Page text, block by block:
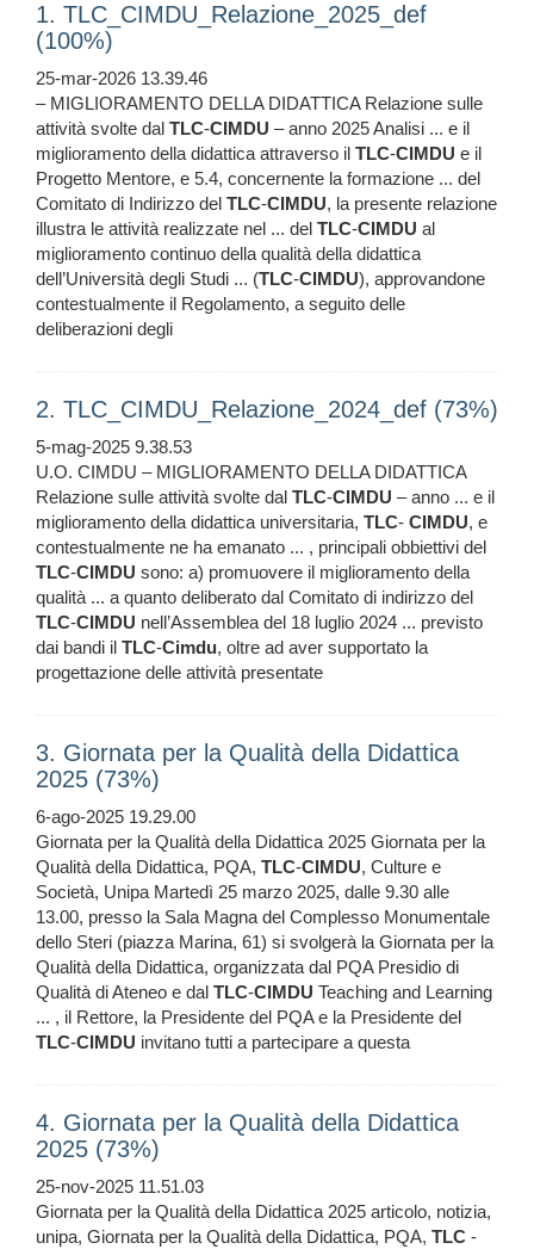
1. TLC_CIMDU_Relazione_2025_def
(100%)
25-mar-2026 13.39.46
– MIGLIORAMENTO DELLA DIDATTICA Relazione sulle
attività svolte dal TLC-CIMDU – anno 2025 Analisi ... e il
miglioramento della didattica attraverso il TLC-CIMDU e il
Progetto Mentore, e 5.4, concernente la formazione ... del
Comitato di Indirizzo del TLC-CIMDU, la presente relazione
illustra le attività realizzate nel ... del TLC-CIMDU al
miglioramento continuo della qualità della didattica
dell’Università degli Studi ... (TLC-CIMDU), approvandone
contestualmente il Regolamento, a seguito delle
deliberazioni degli
2. TLC_CIMDU_Relazione_2024_def (73%)
5-mag-2025 9.38.53
U.O. CIMDU – MIGLIORAMENTO DELLA DIDATTICA
Relazione sulle attività svolte dal TLC-CIMDU – anno ... e il
miglioramento della didattica universitaria, TLC- CIMDU, e
contestualmente ne ha emanato ... , principali obbiettivi del
TLC-CIMDU sono: a) promuovere il miglioramento della
qualità ... a quanto deliberato dal Comitato di indirizzo del
TLC-CIMDU nell’Assemblea del 18 luglio 2024 ... previsto
dai bandi il TLC-Cimdu, oltre ad aver supportato la
progettazione delle attività presentate
3. Giornata per la Qualità della Didattica
2025 (73%)
6-ago-2025 19.29.00
Giornata per la Qualità della Didattica 2025 Giornata per la
Qualità della Didattica, PQA, TLC-CIMDU, Culture e
Società, Unipa Martedì 25 marzo 2025, dalle 9.30 alle
13.00, presso la Sala Magna del Complesso Monumentale
dello Steri (piazza Marina, 61) si svolgerà la Giornata per la
Qualità della Didattica, organizzata dal PQA Presidio di
Qualità di Ateneo e dal TLC-CIMDU Teaching and Learning
... , il Rettore, la Presidente del PQA e la Presidente del
TLC-CIMDU invitano tutti a partecipare a questa
4. Giornata per la Qualità della Didattica
2025 (73%)
25-nov-2025 11.51.03
Giornata per la Qualità della Didattica 2025 articolo, notizia,
unipa, Giornata per la Qualità della Didattica, PQA, TLC -